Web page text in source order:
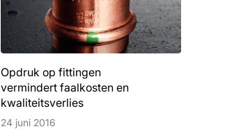
Opdruk op fittingen
vermindert faalkosten en
kwaliteitsverlies
24 juni 2016